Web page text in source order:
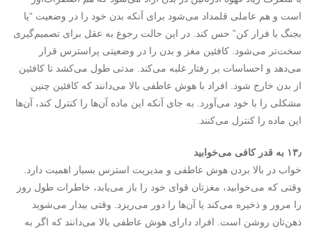
است و هم عاملی قلمداد می‌شود برای آنکه بدن خود را در وضعیت “یا
بجنگ یا فرار کن” حس ‌کند. در این حالت رجوع به عقل برای تصمیم‌گیری
سخت‌تر می‌شود. کافئین مغز و بدن را در وضعیتی پراسترس قرار
می‌دهد و احساسات بر رفتار غلبه می‌کند. مدتی طول می‌کشد تا کافئین
از بدن خارج شود. افراد با هوش عاطفی بالا می‌‌دانند که کافئین چنین
مشکلی را با خود می‌آورد. به جای آنکه این ماده آن‌ها را کنترل کند، آن‌ها
این ماده را کنترل می‌کنند.
۱۳٫ به قدر کافی می‌خوابید
خواب در بالا بردن هوش عاطفی و مدیریت استرس بسیار اهمیت دارد.
وقتی که می‌خوابید، مغزتان قوای خود را باز می‌یابد، خاطرات طول روز
را مرور و ذخیره می‌کند یا آن‌ها را دور می‌ریزد. وقتی بیدار می‌شوید
ذهن‌تان روشن است. افراد دارای هوش عاطفی بالا می‌دانند که اگر به